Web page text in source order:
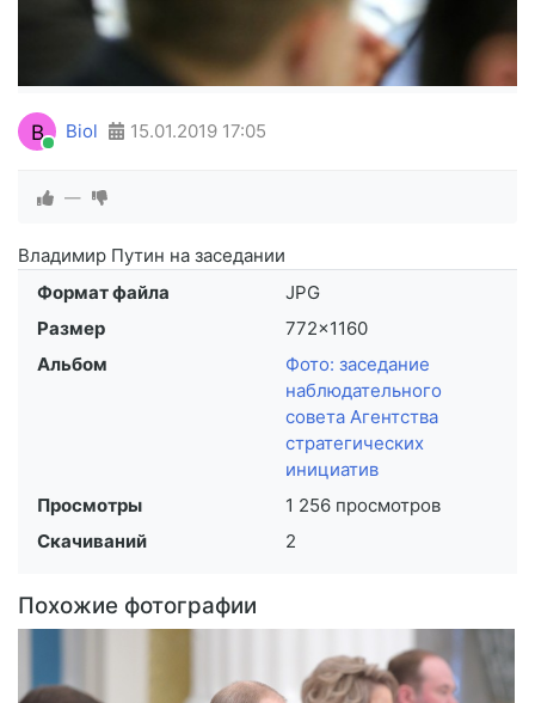
B Biol 15.01.2019 17:05
—
Владимир Путин на заседании
Формат файла
JPG
Размер
772×1160
Альбом
Фото: заседание
наблюдательного
совета Агентства
стратегических
инициатив
Просмотры
1 256 просмотров
Скачиваний
2
Похожие фотографии